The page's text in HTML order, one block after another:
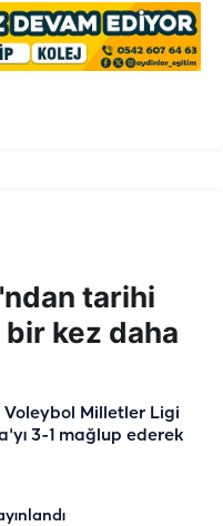
tarihi
bir kez daha
Voleybol Milletler Ligi
3-1 mağlup ederek